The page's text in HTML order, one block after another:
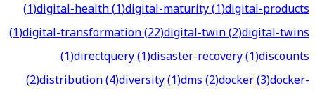
(1)digital-health(1)digital-maturity(1)digital-products
(1)digital-transformation(22)digital-twin(2)digital-twins
(1)directquery(1)disaster-recovery(1)discounts
(2)distribution(4)diversity(1)dms(2)docker(3)docker-